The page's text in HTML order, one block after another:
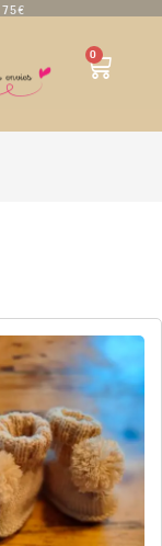
75€
0